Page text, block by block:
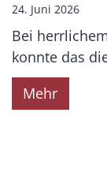
24. Juni 2026
Bei
konnte das
Mehr